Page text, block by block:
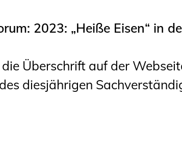
und
2023: „Heiße Eisen“ in
Überschrift auf der
diesjährigen